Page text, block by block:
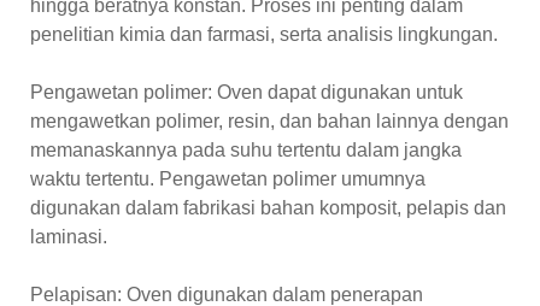
hingga beratnya konstan. Proses ini penting dalam
penelitian kimia dan farmasi, serta analisis lingkungan.
Pengawetan polimer: Oven dapat digunakan untuk
mengawetkan polimer, resin, dan bahan lainnya dengan
memanaskannya pada suhu tertentu dalam jangka
waktu tertentu. Pengawetan polimer umumnya
digunakan dalam fabrikasi bahan komposit, pelapis dan
laminasi.
Pelapisan: Oven digunakan dalam penerapan